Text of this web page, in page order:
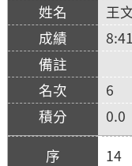
王
6
0.0
14